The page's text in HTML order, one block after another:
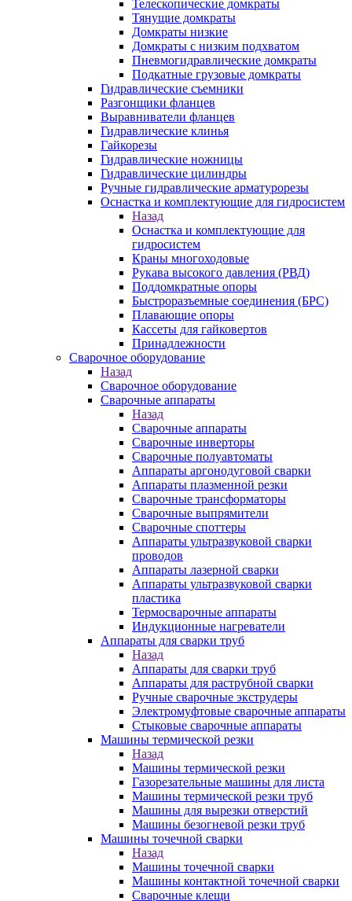
Телескопические домкраты
Тянущие домкраты
Домкраты низкие
Домкраты с низким подхватом
Пневмогидравлические домкраты
Подкатные грузовые домкраты
Гидравлические съемники
Разгонщики фланцев
Выравниватели фланцев
Гидравлические клинья
Гайкорезы
Гидравлические ножницы
Гидравлические цилиндры
Ручные гидравлические арматурорезы
Оснастка и комплектующие для гидросистем
Назад
Оснастка и комплектующие для
гидросистем
Краны многоходовые
Рукава высокого давления (РВД)
Поддомкратные опоры
Быстроразъемные соединения (БРС)
Плавающие опоры
Кассеты для гайковертов
Принадлежности
Сварочное оборудование
Назад
Сварочное оборудование
Сварочные аппараты
Назад
Сварочные аппараты
Сварочные инверторы
Сварочные полуавтоматы
Аппараты аргонодуговой сварки
Аппараты плазменной резки
Сварочные трансформаторы
Сварочные выпрямители
Сварочные споттеры
Аппараты ультразвуковой сварки
проводов
Аппараты лазерной сварки
Аппараты ультразвуковой сварки
пластика
Термосварочные аппараты
Индукционные нагреватели
Аппараты для сварки труб
Назад
Аппараты для сварки труб
Аппараты для раструбной сварки
Ручные сварочные экструдеры
Электромуфтовые сварочные аппараты
Стыковые сварочные аппараты
Машины термической резки
Назад
Машины термической резки
Газорезательные машины для листа
Машины термической резки труб
Машины для вырезки отверстий
Машины безогневой резки труб
Машины точечной сварки
Назад
Машины точечной сварки
Машины контактной точечной сварки
Сварочные клещи